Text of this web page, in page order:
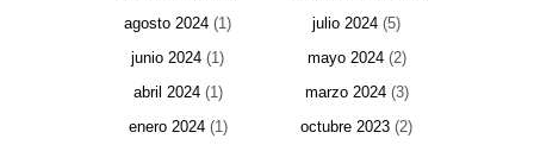
agosto 2024 (1) julio 2024 (5)
junio 2024 (1) mayo 2024(2)
abril 2024(1) marzo 2024(3)
enero 2024(1) octubre 2023 (2)